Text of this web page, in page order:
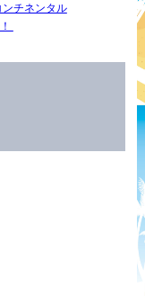
ンチネンタル